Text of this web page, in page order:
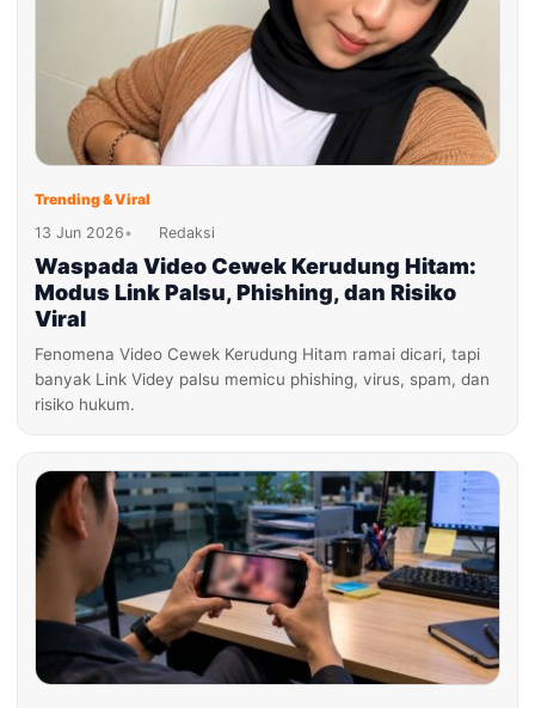
Trending & Viral
13 Jun 2026• Redaksi
Waspada Video Cewek Kerudung Hitam:
Modus Link Palsu, Phishing, dan Risiko
Viral
Fenomena Video Cewek Kerudung Hitam ramai dicari, tapi
banyak Link Videy palsu memicu phishing, virus, spam, dan
risiko hukum.